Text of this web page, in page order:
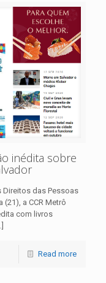
inédita sobre
Direitos das Pessoas
a CCR Metrô
com livros
Read more